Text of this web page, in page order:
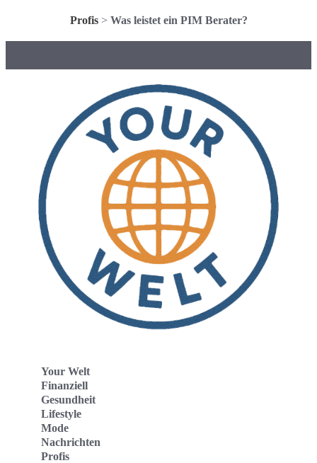
Profis> Was leistet ein PIM Berater?
Your Welt
Finanziell
Gesundheit
Lifestyle
Mode
Nachrichten
Profis